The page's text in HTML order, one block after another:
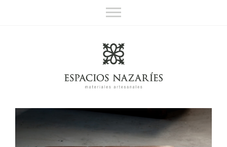
Materiales artesanales
Sobre nosotros